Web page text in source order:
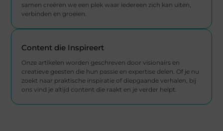
samen creëren we een plek waar iedereen zich kan uiten,
verbinden en groeien.
Content die Inspireert
Onze artikelen worden geschreven door visionairs en
creatieve geesten die hun passie en expertise delen. Of je nu
zoekt naar praktische inspiratie of diepgaande verhalen, bij
ons vind je altijd content die raakt en je verder helpt.